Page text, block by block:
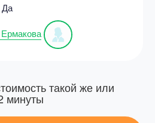
Да
такой же или
минуты